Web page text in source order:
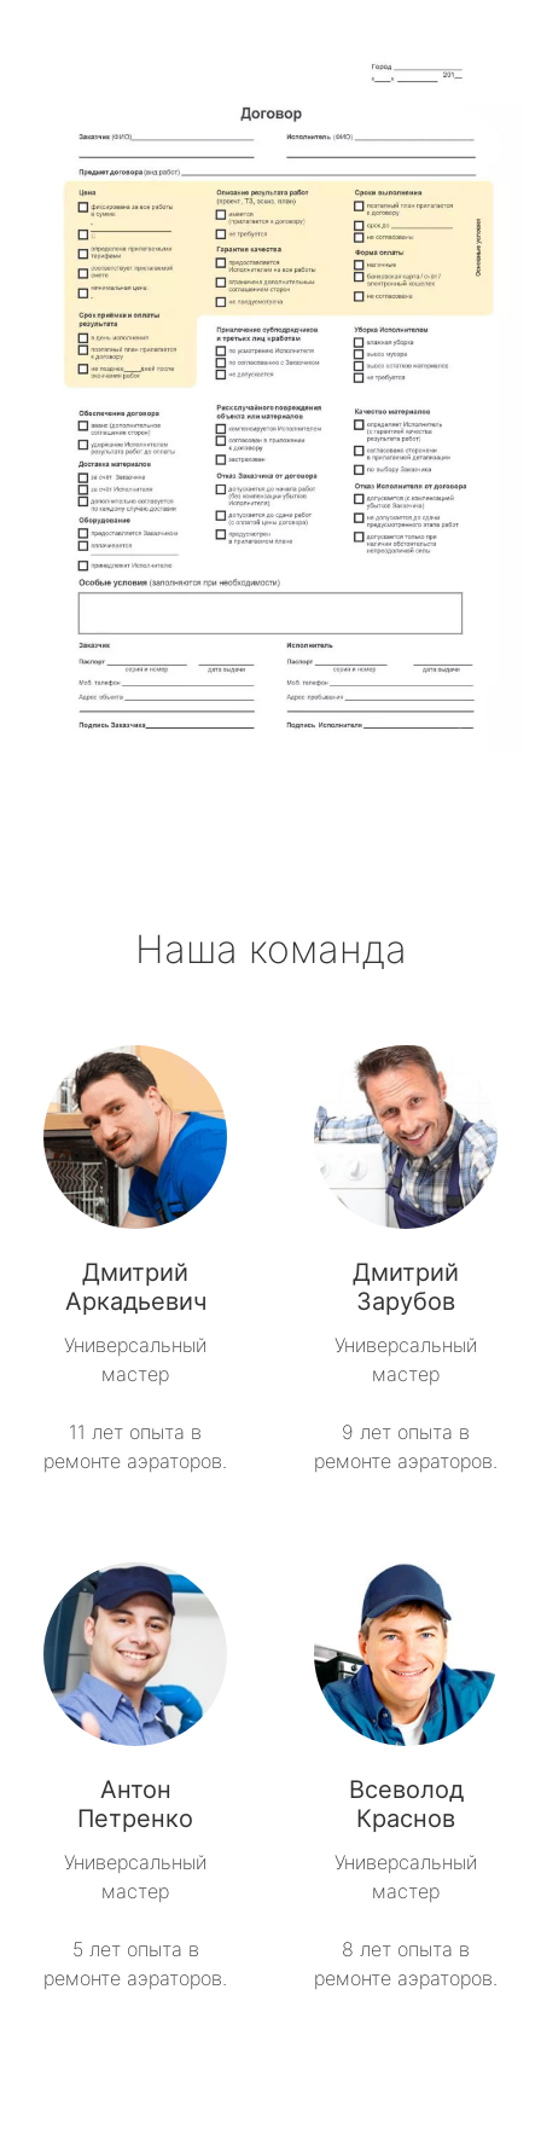
Наша команда
Дмитрий
Аркадьевич
Универсальный
мастер
11 лет опыта в
ремонте аэраторов.
Дмитрий
Зарубов
Универсальный
мастер
9 лет опыта в
ремонте аэраторов.
Антон
Петренко
Универсальный
мастер
5 лет опыта в
ремонте аэраторов.
Всеволод
Краснов
Универсальный
мастер
8 лет опыта в
ремонте аэраторов.